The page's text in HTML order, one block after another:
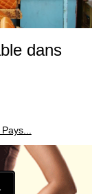
dans